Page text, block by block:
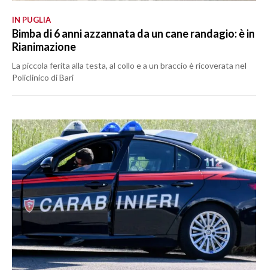
IN PUGLIA
Bimba di 6 anni azzannata da un cane randagio: è in
Rianimazione
La piccola ferita alla testa, al collo e a un braccio è ricoverata nel
Policlinico di Bari